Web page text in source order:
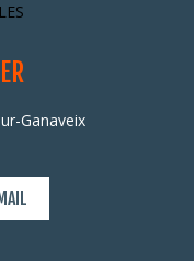
Ganaveix